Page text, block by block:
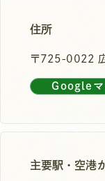
住所
〒725-0022
Googleマ
主要駅・空港